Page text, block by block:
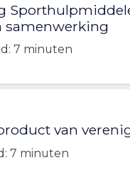
samenwerking
7 minuten
van
7 minuten